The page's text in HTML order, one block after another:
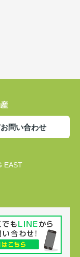
お問い合わせ
EAST